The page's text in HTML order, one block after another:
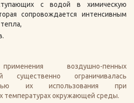
с водой в химическую
сопровождается интенсивным
воздушно-пенных
существенно ограничивалась
их использования при
температурах окружающей среды.